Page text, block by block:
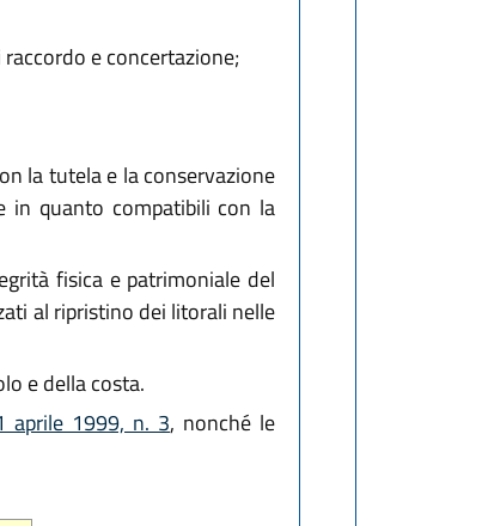
e concertazione;
la tutela e la conservazione
in quanto compatibili con la
fisica e patrimoniale del
al ripristino dei litorali nelle
e della costa.
aprile 1999, n. 3, nonché le